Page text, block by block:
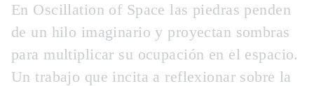
En Oscillation of Space las piedras penden
de un hilo imaginario y proyectan sombras
para multiplicar su ocupación en el espacio.
Un trabajo que incita a reflexionar sobre la